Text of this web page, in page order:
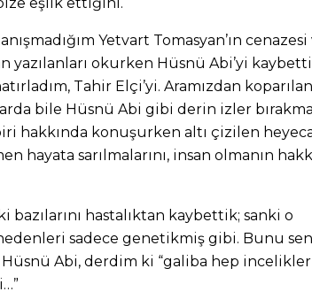
Yetvart Tomasyan’ın cenazesi
yazılanları okurken Hüsnü Abi’yi
Tahir Elçi’yi. Aramızdan
bile Hüsnü Abi gibi derin izler
hakkında konuşurken altı çizilen
hayata sarılmalarını, insan olmanın
bazılarını hastalıktan kaybettik; sanki o
nedenleri sadece genetikmiş gibi. Bunu
Hüsnü Abi, derdim ki “galiba hep incelikler